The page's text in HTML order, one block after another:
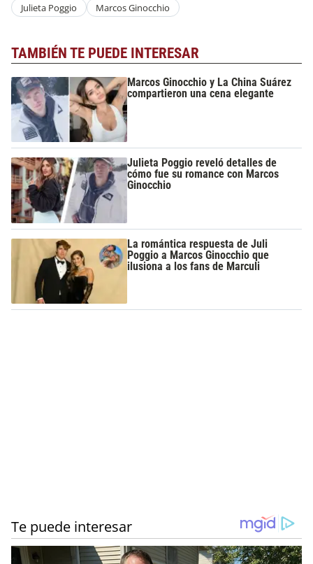
Julieta Poggio Marcos Ginocchio
TAMBIÉN TE PUEDE INTERESAR
Marcos Ginocchio y La China Suárez
compartieron una cena elegante
Julieta Poggio reveló detalles de
cómo fue su romance con Marcos
Ginocchio
La romántica respuesta de Juli
Poggio a Marcos Ginocchio que
ilusiona a los fans de Marculi